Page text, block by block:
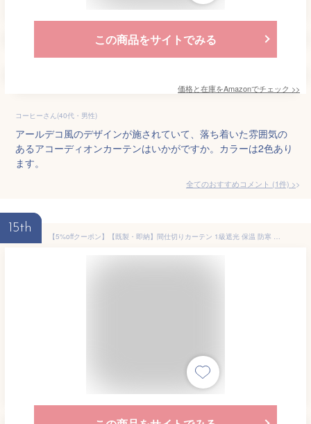
この商品をサイトでみる
価格と在庫をAmazonでチェック >>
コーヒーさん(40代・男性)
アールデコ風のデザインが施されていて、落ち着いた雰囲気の
あるアコーディオンカーテンはいかがですか。カラーは2色あり
ます。
全てのおすすめコメント (1件) >
15th
【5%offクーポン】【既製・即納】間仕切りカーテン 1級遮光 保温 防寒 冬 アコーディオンカーテン のれん 暖簾 突っ張り棒付き可 遮熱 ロング 厚手 断熱 つっぱり式 形状記憶 おしゃれ 節電 保温省エネUVカット仕切りパタパタカーテン北欧シンプル 遮像 玄関